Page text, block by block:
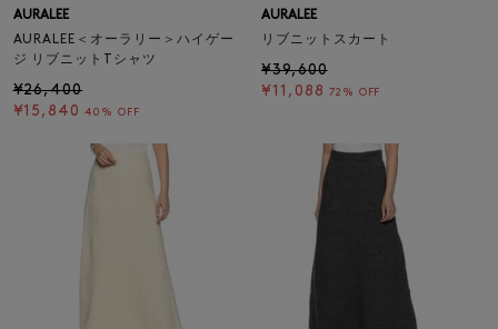
AURALEE
AURALEE＜オーラリー＞ハイゲー
ジ リブニットTシャツ
¥26,400
¥15,840 40% OFF
AURALEE
リブニットスカート
¥39,600
¥11,088 72% OFF